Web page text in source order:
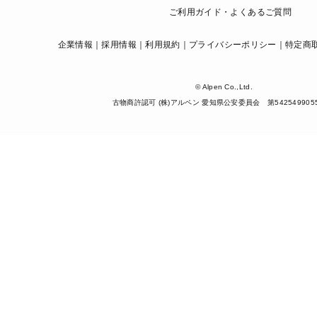
ご利用ガイド・よくあるご質問
企業情報 採用情報 利用規約 プライバシーポリシー 特定商
© Alpen Co.,Ltd.
古物商許認可 (株)アルペン 愛知県公安委員会 第